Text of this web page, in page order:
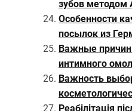
зубов методом
Особенности
посылок из
Важные
интимного
Важность
Реабілітація